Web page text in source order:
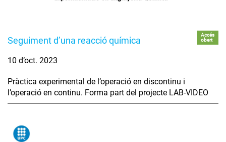
Seguiment d’una reacció química
Accés
obert
10 d’oct. 2023
Pràctica experimental de l’operació en discontinu i
l’operació en continu. Forma part del projecte LAB-VIDEO